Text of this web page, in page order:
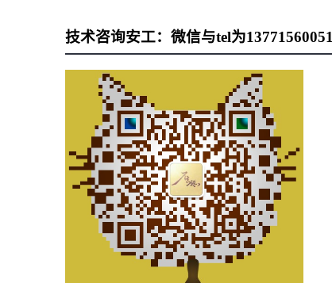
技术咨询安工：微信与tel为13771560051